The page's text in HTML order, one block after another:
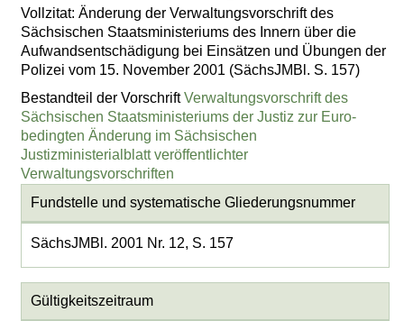
Vollzitat: Änderung der Verwaltungsvorschrift des
Sächsischen Staatsministeriums des Innern über die
Aufwandsentschädigung bei Einsätzen und Übungen der
Polizei vom 15. November 2001 (SächsJMBl. S. 157)
Bestandteil der VorschriftVerwaltungsvorschrift des
Sächsischen Staatsministeriums der Justiz zur Euro-
bedingten Änderung im Sächsischen
Justizministerialblatt veröffentlichter
Verwaltungsvorschriften
Fundstelle und systematische Gliederungsnummer
SächsJMBl. 2001 Nr. 12, S. 157
Gültigkeitszeitraum